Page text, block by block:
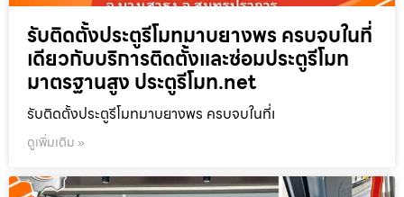
รับติดตั้งประตูรีโมทมาบยางพร ครบจบในที่
เดียวกับบริการติดตั้งและซ่อมประตูรีโมท
มาตรฐานสูง ประตูรีโมท.net
รับติดตั้งประตูรีโมทมาบยางพร ครบจบในที่เ
ดูเพิ่มเติม »